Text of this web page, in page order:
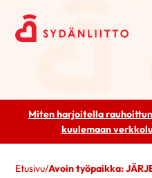
Miten harjoitella
kuulemaan
Etusivu/Avoin työpaikka: